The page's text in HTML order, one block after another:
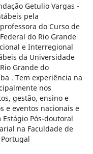
Getulio Vargas -
pela
do Curso de
do Rio Grande
e Interregional
da Universidade
Grande do
. Tem experiência na
nos
gestão, ensino e
e eventos nacionais e
Estágio Pós-doutoral
na Faculdade de